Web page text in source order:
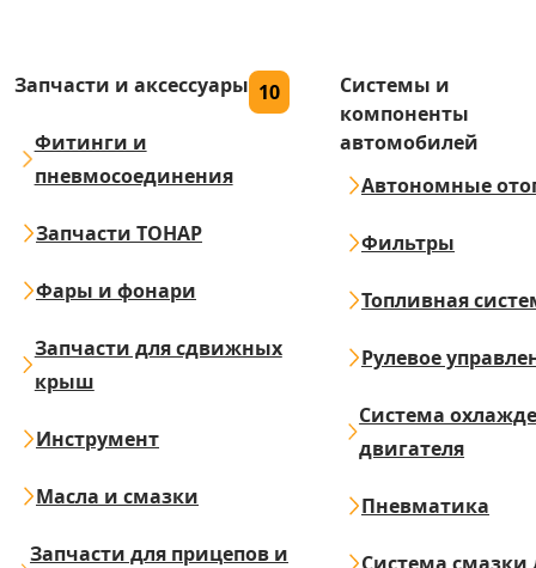
Запчасти и аксессуары 10
Фитинги и
пневмосоединения
Запчасти ТОНАР
Фары и фонари
Запчасти для сдвижных
крыш
Инструмент
Масла и смазки
Запчасти для прицепов и
Системы и
компоненты
автомобилей
Автономные
Фильтры
Топливная
Рулевое
Система
двигателя
Пневматика